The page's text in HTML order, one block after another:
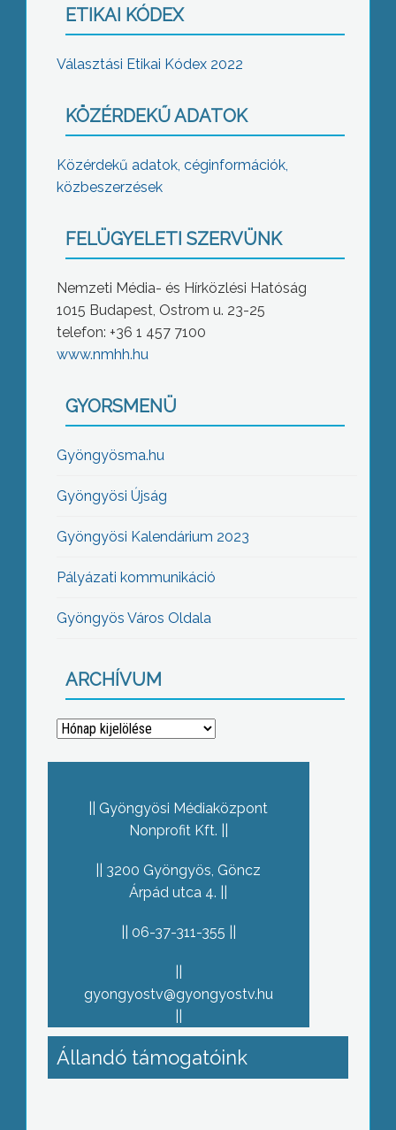
ETIKAI KÓDEX
Választási Etikai Kódex 2022
KÖZÉRDEKŰ ADATOK
Közérdekű adatok, céginformációk,
közbeszerzések
FELÜGYELETI SZERVÜNK
Nemzeti Média- és Hírközlési Hatóság
1015 Budapest, Ostrom u. 23-25
telefon: +36 1 457 7100
www.nmhh.hu
GYORSMENÜ
Gyöngyösma.hu
Gyöngyösi Újság
Gyöngyösi Kalendárium 2023
Pályázati kommunikáció
Gyöngyös Város Oldala
ARCHÍVUM
Archívum
Gyöngyösi Médiaközpont
Nonprofit Kft.
3200 Gyöngyös, Göncz
Árpád utca 4.
06-37-311-355
gyongyostv@gyongyostv.hu
Állandó támogatóink